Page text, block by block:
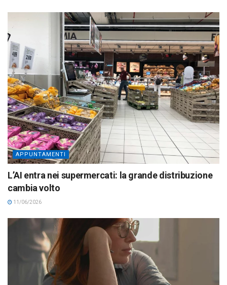
APPUNTAMENTI
L’AI entra nei supermercati: la grande distribuzione
cambia volto
11/06/2026